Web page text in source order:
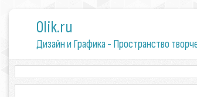
0lik.ru
Дизайн и Графика - Пространство